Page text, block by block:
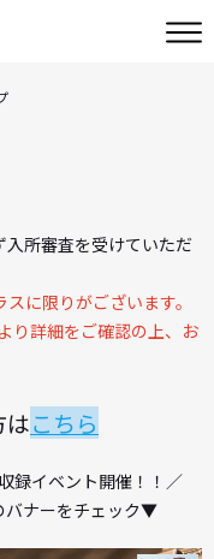
所審査を受けていただ
に限りがございます。
より詳細をご確認の上、お
はこちら
録イベント開催！！／
バナーをチェック▼